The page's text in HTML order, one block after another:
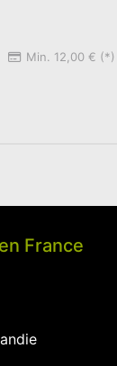
Min. 12,00 € (*)
France